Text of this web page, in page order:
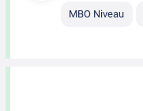
MBO Niveau